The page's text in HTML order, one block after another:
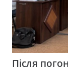
Після